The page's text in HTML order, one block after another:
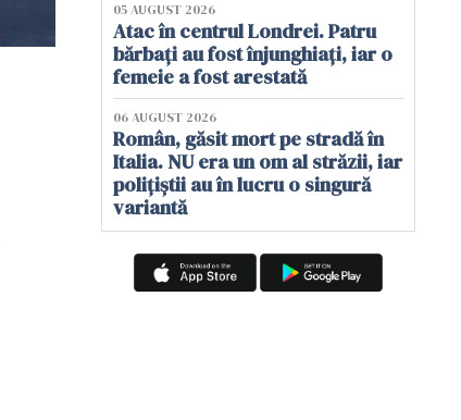
05 AUGUST 2026
Atac în centrul Londrei. Patru
bărbați au fost înjunghiați, iar o
femeie a fost arestată
06 AUGUST 2026
Român, găsit mort pe stradă în
Italia. NU era un om al străzii, iar
polițiștii au în lucru o singură
variantă